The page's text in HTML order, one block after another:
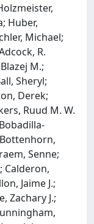
Huber,
Michael;
R.
M.;
Sheryl;
Derek;
Ruud M. W.
Senne;
Calderon,
Jaime J.;
Zachary J.;